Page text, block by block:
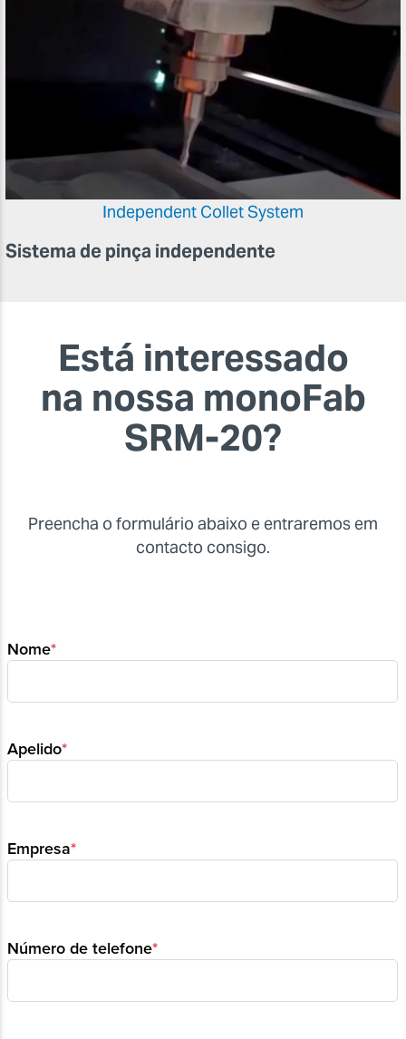
Independent Collet System
Sistema de pinça independente
Está interessado
na nossa monoFab
SRM-20?
Preencha o formulário abaixo e entraremos em
contacto consigo.